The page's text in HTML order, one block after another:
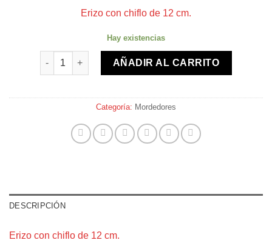
Erizo con chiflo de 12 cm.
Hay existencias
Erizo con chiflo cantidadAÑADIR AL CARRITO
Categoría: Mordedores
DESCRIPCIÓN
Erizo con chiflo de 12 cm.